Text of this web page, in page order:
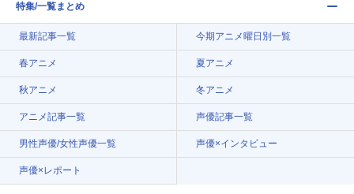
特集/一覧まとめ
最新記事一覧 今期アニメ曜日別一覧
春アニメ 夏アニメ
秋アニメ 冬アニメ
アニメ記事一覧 声優記事一覧
男性声優/女性声優一覧 声優×インタビュー
声優×レポート